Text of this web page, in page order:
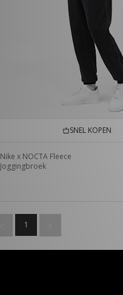
SNEL KOPEN
Nike x NOCTA Fleece
Joggingbroek
1